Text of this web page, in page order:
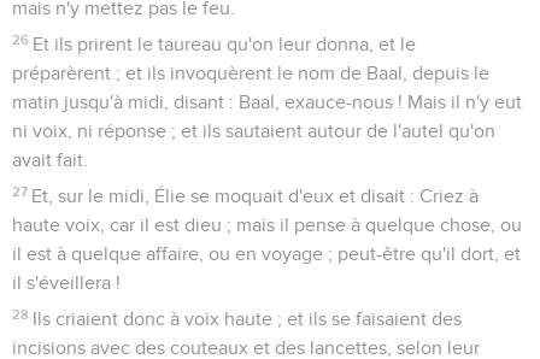
mais n'y mettez pas le feu.
26 Et ils prirent le taureau qu'on leur donna, et le
préparèrent ; et ils invoquèrent le nom de Baal, depuis le
matin jusqu'à midi, disant : Baal, exauce-nous ! Mais il n'y eut
ni voix, ni réponse ; et ils sautaient autour de l'autel qu'on
avait fait.
27 Et, sur le midi, Élie se moquait d'eux et disait : Criez à
haute voix, car il est dieu ; mais il pense à quelque chose, ou
il est à quelque affaire, ou en voyage ; peut-être qu'il dort, et
il s'éveillera !
28 Ils criaient donc à voix haute ; et ils se faisaient des
incisions avec des couteaux et des lancettes, selon leur